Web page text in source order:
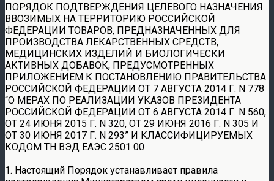
ПОРЯДОК ПОДТВЕРЖДЕНИЯ ЦЕЛЕВОГО НАЗНАЧЕНИЯ
ВВОЗИМЫХ НА ТЕРРИТОРИЮ РОССИЙСКОЙ
ФЕДЕРАЦИИ ТОВАРОВ, ПРЕДНАЗНАЧЕННЫХ ДЛЯ
ПРОИЗВОДСТВА ЛЕКАРСТВЕННЫХ СРЕДСТВ,
МЕДИЦИНСКИХ ИЗДЕЛИЙ И БИОЛОГИЧЕСКИ
АКТИВНЫХ ДОБАВОК, ПРЕДУСМОТРЕННЫХ
ПРИЛОЖЕНИЕМ К ПОСТАНОВЛЕНИЮ ПРАВИТЕЛЬСТВА
РОССИЙСКОЙ ФЕДЕРАЦИИ ОТ 7 АВГУСТА 2014 Г. N 778
“О МЕРАХ ПО РЕАЛИЗАЦИИ УКАЗОВ ПРЕЗИДЕНТА
РОССИЙСКОЙ ФЕДЕРАЦИИ ОТ 6 АВГУСТА 2014 Г. N 560,
ОТ 24 ИЮНЯ 2015 Г. N 320, ОТ 29 ИЮНЯ 2016 Г. N 305 И
ОТ 30 ИЮНЯ 2017 Г. N 293” И КЛАССИФИЦИРУЕМЫХ
КОДОМ ТН ВЭД ЕАЭС 2501 00
1. Настоящий Порядок устанавливает правила